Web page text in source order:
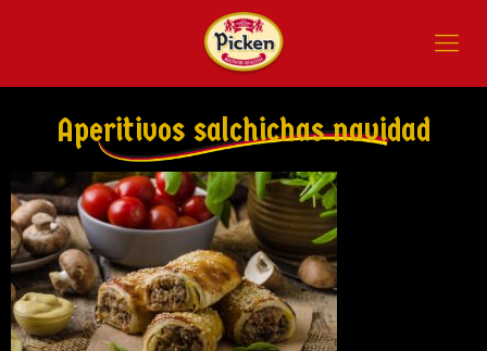
Aperitivos salchichas navidad